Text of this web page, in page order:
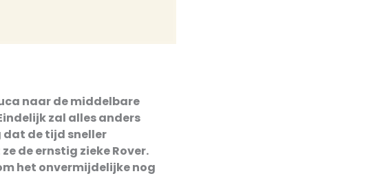
naar de middelbare
zal alles anders
dat de tijd sneller
de ernstig zieke Rover.
het onvermijdelijke nog